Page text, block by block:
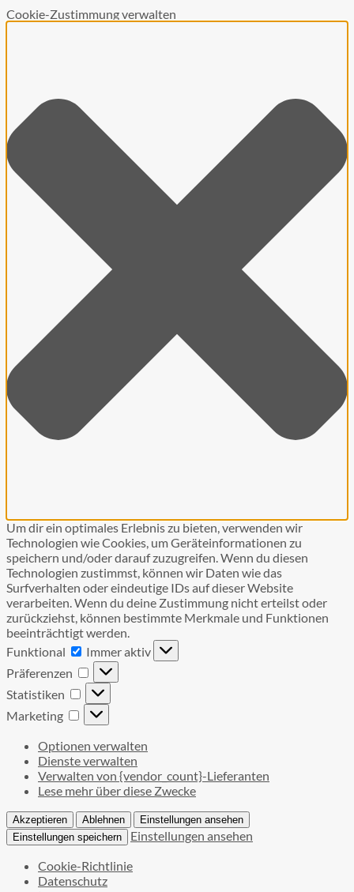
Cookie-Zustimmung verwalten
Um dir ein optimales Erlebnis zu bieten, verwenden wir
Technologien wie Cookies, um Geräteinformationen zu
speichern und/oder darauf zuzugreifen. Wenn du diesen
Technologien zustimmst, können wir Daten wie das
Surfverhalten oder eindeutige IDs auf dieser Website
verarbeiten. Wenn du deine Zustimmung nicht erteilst oder
zurückziehst, können bestimmte Merkmale und Funktionen
beeinträchtigt werden.
Funktional
Funktional
Immer aktiv
Präferenzen
Präferenzen
Statistiken
Statistiken
Marketing
Marketing
Optionen verwalten
Dienste verwalten
Verwalten von {vendor_count}-Lieferanten
Lese mehr über diese Zwecke
Akzeptieren Ablehnen
Einstellungen ansehen
Einstellungen speichern
Einstellungen ansehen
Cookie-Richtlinie
Datenschutz